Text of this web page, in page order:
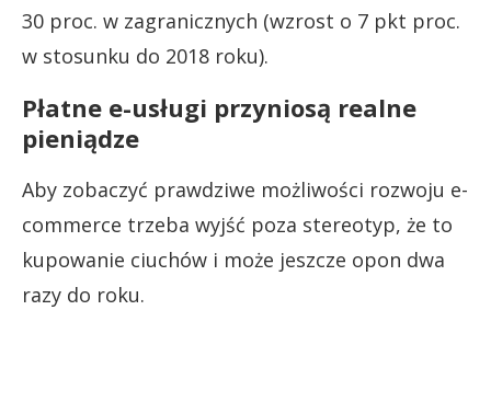
30 proc. w zagranicznych (wzrost o 7 pkt proc.
w stosunku do 2018 roku).
Płatne e-usługi przyniosą realne
pieniądze
Aby zobaczyć prawdziwe możliwości rozwoju e-
commerce trzeba wyjść poza stereotyp, że to
kupowanie ciuchów i może jeszcze opon dwa
razy do roku.